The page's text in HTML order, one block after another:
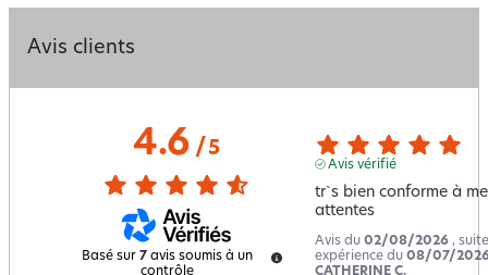
Avis clients
4.6/ 5
Basé sur 7 avis soumis à un
contrôle
Avis vérifié
tr`s bien conforme à
attentes
Avis du 02/08/2026 ,
expérience du 08/07/
CATHERINE C.